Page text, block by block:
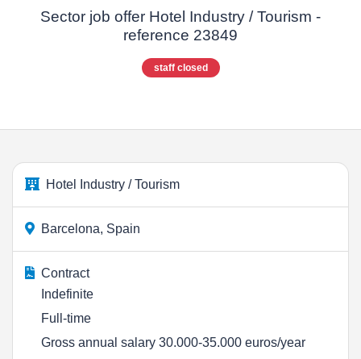
Sector job offer Hotel Industry / Tourism -
reference 23849
staff closed
Hotel Industry / Tourism
Barcelona, Spain
Contract
Indefinite
Full-time
Gross annual salary 30.000-35.000 euros/year